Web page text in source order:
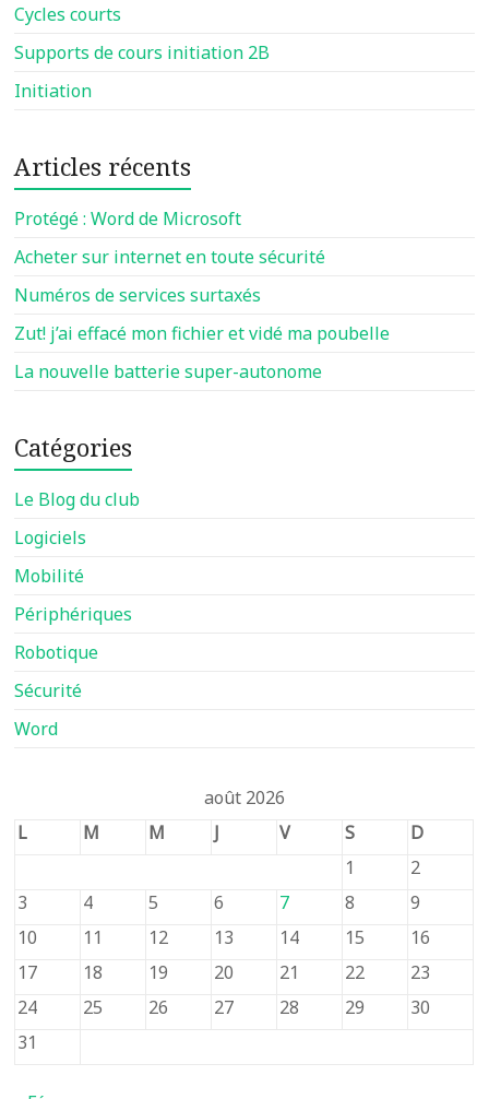
Cycles courts
Supports de cours initiation 2B
Initiation
Articles récents
Protégé : Word de Microsoft
Acheter sur internet en toute sécurité
Numéros de services surtaxés
Zut! j’ai effacé mon fichier et vidé ma poubelle
La nouvelle batterie super-autonome
Catégories
Le Blog du club
Logiciels
Mobilité
Périphériques
Robotique
Sécurité
Word
août 2026
L
M M J V S
D
1
2
3
4 5 6 7 8
9
10
11 12 13 14 15
16
17
18 19 20 21 22
23
24
25 26 27 28 29
30
31